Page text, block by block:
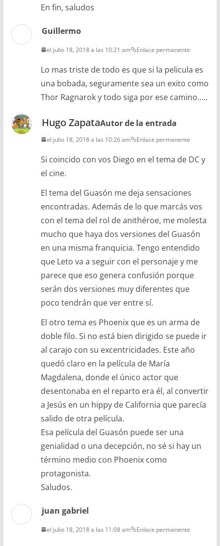
En fin, saludos
Guillermo
el julio 18, 2018 a las 10:21 am Enlace permanente
Lo mas triste de todo es que si la pelicula es
una bobada, seguramente sea un exito como
Thor Ragnarok y todo siga por ese camino…..
Hugo ZapataAutor de la entrada
el julio 18, 2018 a las 10:26 am Enlace permanente
Si coincido con vos Diego en el tema de DC y
el cine.
El tema del Guasón me deja sensaciones
encontradas. Además de lo que marcás vos
con el tema del rol de anithéroe, me molesta
mucho que haya dos versiones del Guasón
en una misma franquicia. Tengo entendido
que Leto va a seguir con el personaje y me
parece que eso genera confusión porque
serán dos versiones muy diferentes que
poco tendrán que ver entre sí.
El otro tema es Phoenix que es un arma de
doble filo. Si no está bien dirigido se puede ir
al carajo con su excentricidades. Este año
quedó claro en la película de María
Magdalena, donde el único actor que
desentonaba en el reparto era él, al convertir
a Jesús en un hippy de California que parecía
salido de otra película.
Esa película del Guasón puede ser una
genialidad o una decepción, no sé si hay un
término medio con Phoenix como
protagonista.
Saludos.
juan gabriel
el julio 18, 2018 a las 11:08 am Enlace permanente